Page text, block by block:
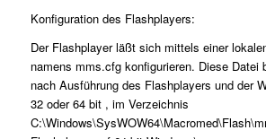
Konfiguration des Flashplayers:
Der Flashplayer läßt sich mittels einer
namens mms.cfg konfigurieren. Diese Datei
nach Ausführung des Flashplayers und der
32 oder 64 bit , im Verzeichnis